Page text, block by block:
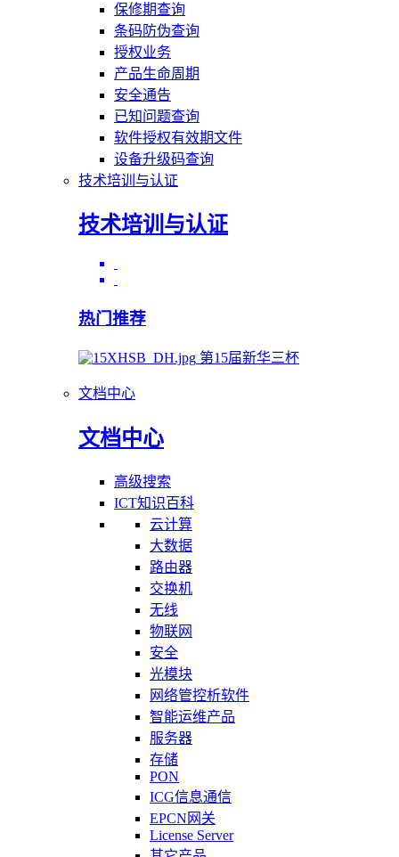
保修期查询
条码防伪查询
授权业务
产品生命周期
安全通告
已知问题查询
软件授权有效期文件
设备升级码查询
技术培训与认证
技术培训与认证
热门推荐
第15届新华三杯
文档中心
文档中心
高级搜索
ICT知识百科
云计算
大数据
路由器
交换机
无线
物联网
安全
光模块
网络管控析软件
智能运维产品
服务器
存储
PON
ICG信息通信
EPCN网关
License Server